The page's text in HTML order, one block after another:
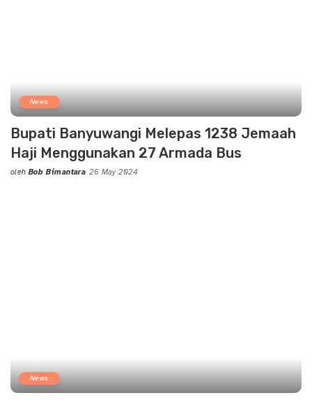
News
Bupati Banyuwangi Melepas 1238 Jemaah
Haji Menggunakan 27 Armada Bus
Posted
oleh Bob Bimantara 26 May 2024
News